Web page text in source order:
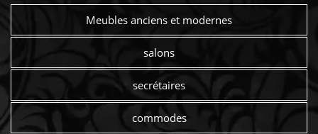
Meubles anciens et modernes
salons
secrétaires
commodes